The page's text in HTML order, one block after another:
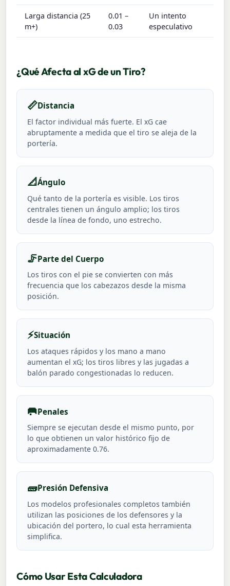
Larga distancia (25
m+)
0.01 –
0.03
Un intento
especulativo
¿Qué Afecta al xG de un Tiro?
📏Distancia
El factor individual más fuerte. El xG cae
abruptamente a medida que el tiro se aleja de la
portería.
📐Ángulo
Qué tanto de la portería es visible. Los tiros
centrales tienen un ángulo amplio; los tiros
desde la línea de fondo, uno estrecho.
🦵Parte del Cuerpo
Los tiros con el pie se convierten con más
frecuencia que los cabezazos desde la misma
posición.
⚡Situación
Los ataques rápidos y los mano a mano
aumentan el xG; los tiros libres y las jugadas a
balón parado congestionadas lo reducen.
🥅Penales
Siempre se ejecutan desde el mismo punto, por
lo que obtienen un valor histórico fijo de
aproximadamente 0.76.
🧱Presión Defensiva
Los modelos profesionales completos también
utilizan las posiciones de los defensores y la
ubicación del portero, lo cual esta herramienta
simplifica.
Cómo Usar Esta Calculadora